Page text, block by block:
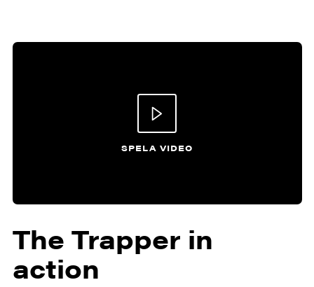
SPELA VIDEO
The Trapper in
action